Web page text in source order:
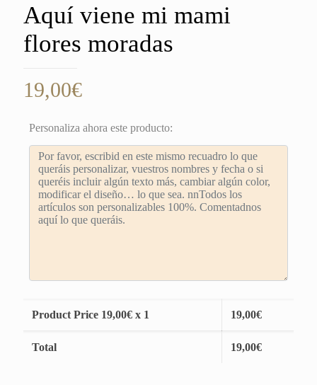
Aquí viene mi mami
flores moradas
19,00€
Personaliza ahora este producto:
Product Price 19,00€ x 1 19,00€
Total 19,00€